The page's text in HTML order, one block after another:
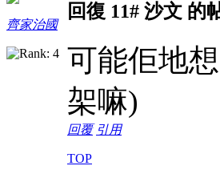
齊家治國
回復 11# 沙文 的
可能佢地
架嘛)
回覆 引用
TOP